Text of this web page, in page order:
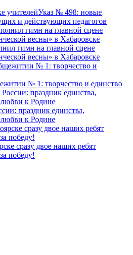
Указ № 498: новые
и действующих педагогов
гимн на главной сцене
весны» в Хабаровске
№ 1: творчество и единство
праздник единства,
любви к Родине
сразу двое наших ребят
победу!